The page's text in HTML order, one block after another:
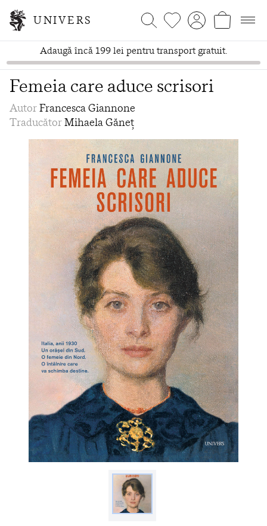
UNIVERS
Adaugă încă 199 lei pentru transport gratuit.
Femeia care aduce scrisori
AutorFrancesca Giannone
TraducătorMihaela Găneț